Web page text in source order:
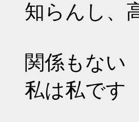
知らんし、
関係もない
私は私です